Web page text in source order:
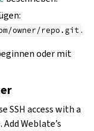
owner/repo.git .
oder mit
SSH access with a
Weblate’s